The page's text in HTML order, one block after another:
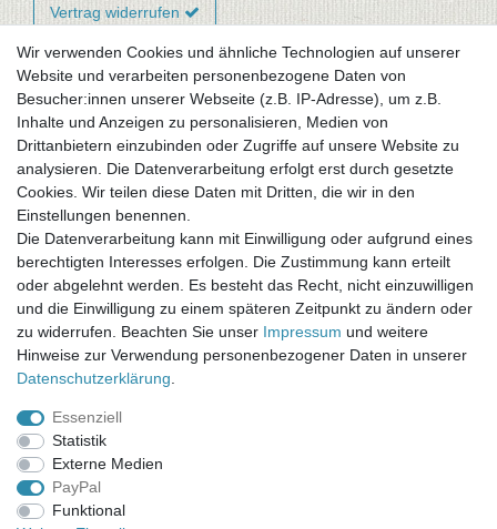
Vertrag widerrufen
Newsletter-Anmeldung
FAQ / Fragen
Mein Warenkorb
Mein Merkzettel
Mein Konto
UNSER LADENGESCHÄFT
Gottlieb-Daimler-Str. 10
33334 Gütersloh
ÖFFNUNGSZEITEN
Montag - Dienstag: 8.00 - 18.00 Uhr, Mittwoch Ruhetag,
Donnerstag: 8.00 - 18.00 Uhr, Freitag 8.00 - 14.00 Uhr
KUNDENSERVICE
Telefon: (05241) 403 22 38
E-Mail: info@stoffamstueck.de
Wir verwenden Cookies und ähnliche Technologien auf unserer
Website und verarbeiten personenbezogene Daten von
Besucher:innen unserer Webseite (z.B. IP-Adresse), um z.B.
Inhalte und Anzeigen zu personalisieren, Medien von
Drittanbietern einzubinden oder Zugriffe auf unsere Website zu
analysieren. Die Datenverarbeitung erfolgt erst durch gesetzte
Cookies. Wir teilen diese Daten mit Dritten, die wir in den
Einstellungen benennen.
Die Datenverarbeitung kann mit Einwilligung oder aufgrund eines
berechtigten Interesses erfolgen. Die Zustimmung kann erteilt
oder abgelehnt werden. Es besteht das Recht, nicht einzuwilligen
und die Einwilligung zu einem späteren Zeitpunkt zu ändern oder
zu widerrufen. Beachten Sie unser Impressum und weitere
Hinweise zur Verwendung personenbezogener Daten in unserer
Daten­schutz­erklärung
Essenziell
Statistik
Externe Medien
PayPal
Funktional